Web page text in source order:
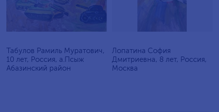
Табулов Рамиль Муратович,
10 лет, Россия, а.Псыж
Абазинский район
Лопатина София
Дмитриевна, 8 лет, Россия,
Москва